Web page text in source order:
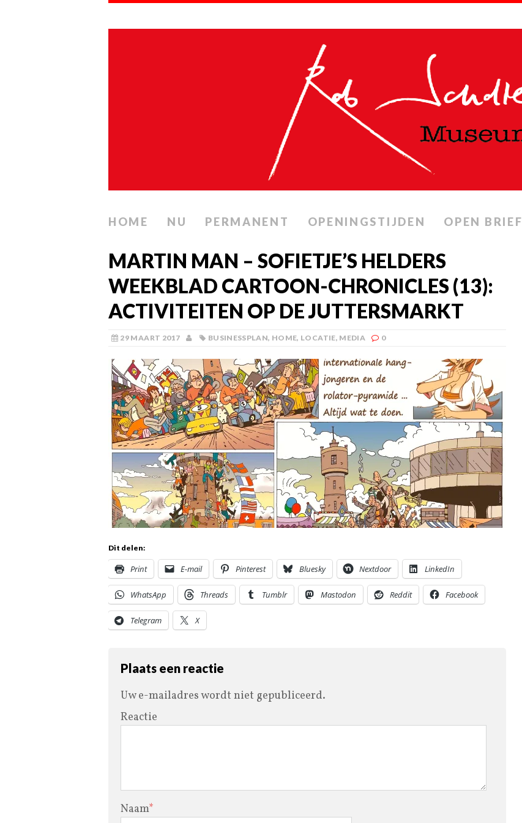
HOME NU PERMANENT OPENINGSTIJDEN OPEN BRIEF
MARTIN MAN – SOFIETJE’S HELDERS
WEEKBLAD CARTOON-CHRONICLES (13):
ACTIVITEITEN OP DE JUTTERSMARKT
29 MAART 2017 BUSINESSPLAN, HOME, LOCATIE, MEDIA 0
Dit delen:
Print E-mail Pinterest Bluesky Nextdoor LinkedIn
WhatsApp Threads Tumblr Mastodon Reddit Facebook
Telegram X
Plaats een reactie
Uw e-mailadres wordt niet gepubliceerd.
Reactie
Naam*